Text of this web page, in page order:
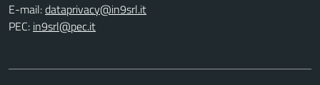
E-mail:
PEC: